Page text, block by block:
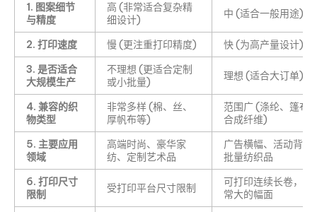
1. 图案细节
与精度
高 (非常适合复杂精
细设计)
中 (适合一般用途)
2. 打印速度 慢 (更注重打印精度)
快 (为高产量设计)
3. 是否适合
大规模生产
不理想 (更适合定制
或小批量)
理想 (适合大订单)
4. 兼容的织
物类型
非常多样 (棉、丝、
厚帆布等)
范围广 (涤纶、篷布
合成纤维)
5. 主要应用
领域
高端时尚、豪华家
纺、定制艺术品
广告横幅、活动背景
批量纺织品
6. 打印尺寸
限制
受打印平台尺寸限制
可打印连续长卷，适
常大的幅面